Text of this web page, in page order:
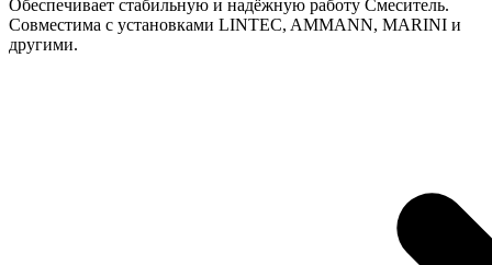
Обеспечивает стабильную и надёжную работу Смеситель.
Совместима с установками LINTEC, AMMANN, MARINI и
другими.